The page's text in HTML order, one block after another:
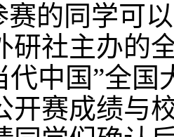
赛的同学可
研社主办的
代中国”全国
开赛成绩与